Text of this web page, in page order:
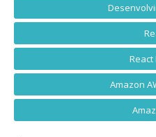
React
Amazon